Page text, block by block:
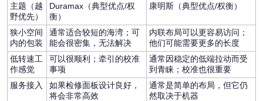
主题（越
野优先）
Duramax（典型优点/权
衡）
康明斯（典型优点/权衡）
狭小空间
内的包装
通常适合较短的海湾；可
能会很密集，无法解决
内联布局可以更容易访问；
他们可能需要更多的长度
低转速工
作感觉
可以很顺利；牵引的校准
事项
通常因稳定的低端拉动而受
到青睐；校准也很重要
服务接入
如果检修面板设计良好，
将会非常高效
通常是简单的布局，但它仍
然取决于机器